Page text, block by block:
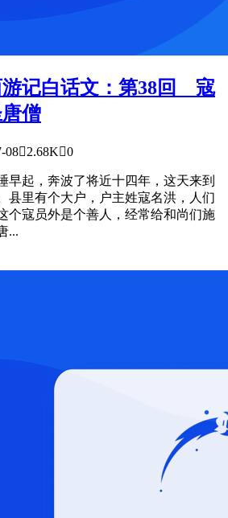
记白话文：第38回 寇
僧
082.68K0
早起，奔波了将近十四年，这天来到
县里有个大户，户主姓寇名洪，人们
个寇员外是个善人，经常给和尚们施
...